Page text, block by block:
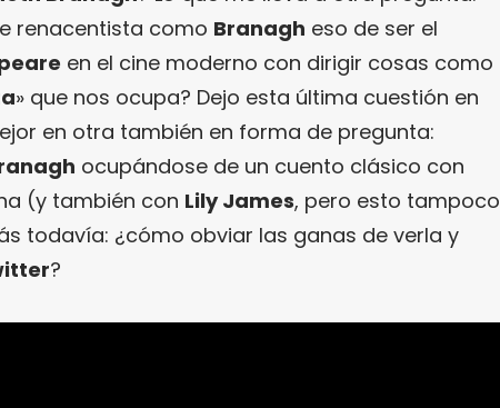
renacentista como Branagh eso de ser el
en el cine moderno con dirigir cosas como
» que nos ocupa? Dejo esta última cuestión en
en otra también en forma de pregunta:
ocupándose de un cuento clásico con
(y también con Lily James, pero esto tampoco
todavía: ¿cómo obviar las ganas de verla y
?